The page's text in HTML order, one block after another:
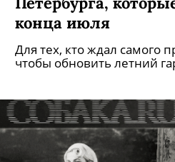
— спортивного
феномена
В роли стилиста и модели
петербургский художник